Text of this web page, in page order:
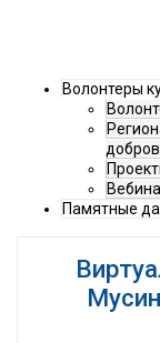
Волонтеры
Памятные